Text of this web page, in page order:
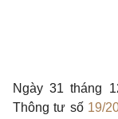
Ngày 31 tháng
Thông tư số 19/